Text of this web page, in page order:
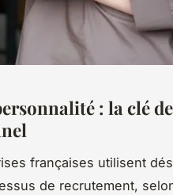
: la clé
françaises utilisent
de recrutement,